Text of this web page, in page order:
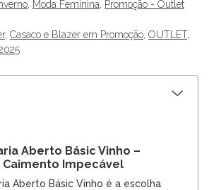
, Moda Feminina, Promoção - Outlet
, Casaco e Blazer em Promoção, OUTLET,
Aberto Básic Vinho –
Impecável
Aberto Básic Vinho é a escolha